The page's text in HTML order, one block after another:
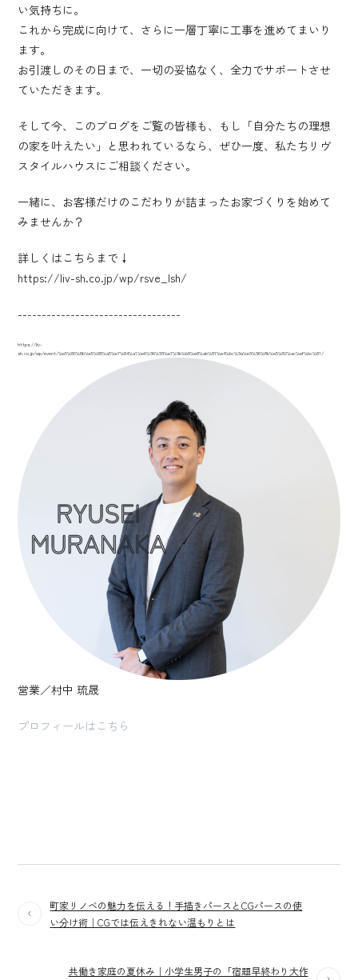
い気持ちに。
これから完成に向けて、さらに一層丁寧に工事を進めてまいり
ます。
お引渡しのその日まで、一切の妥協なく、全力でサポートさせ
ていただきます。
そして今、このブログをご覧の皆様も、もし「自分たちの理想
の家を叶えたい」と思われているなら、ぜひ一度、私たちリヴ
スタイルハウスにご相談ください。
一緒に、お客様だけのこだわりが詰まったお家づくりを始めて
みませんか？
詳しくはこちらまで↓
https://liv-sh.co.jp/wp/rsve_lsh/
----------------------------------
https://liv-
sh.co.jp/wp/event/%e5%80%8b%e5%88%a5%e7%84%a1%e6%96%99%e7%9b%b8%e8%ab%87%e4%bc%9a%e9%96%8b%e5%82%ac%ef%bc%81/
営業／村中 琉晟
プロフィールはこちら
町家リノベの魅力を伝える！手描きパースとCGパースの使
い分け術｜CGでは伝えきれない温もりとは
共働き家庭の夏休み｜小学生男子の「宿題早終わり大作